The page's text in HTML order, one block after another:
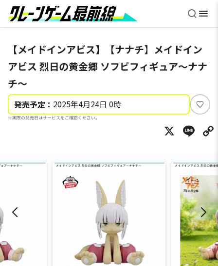
【メイドインアビス】【ナナチ】メイドイン
アビス 烈日の黄金郷 ソフビフィギュア～ナナ
チ～
発売予定： 2025年4月24日 0時
※実際の発売日はサービスをご確認ください。
い
ね
X